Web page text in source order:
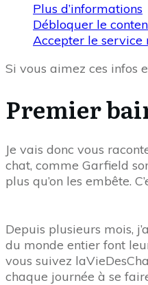
Plus d’informations
Débloquer le
Accepter le service
Si vous aimez ces infos
Premier
Je vais donc vous
chat, comme Garfield
plus qu’on les embête.
Depuis plusieurs mois,
du monde entier font
vous suivez
chaque journée à se